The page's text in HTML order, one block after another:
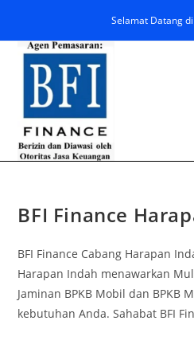
Selamat Datang di
BFI Finance
BFI Finance Cabang Harapan
Harapan Indah menawarkan
Jaminan BPKB Mobil dan BPKB
kebutuhan Anda. Sahabat BFI